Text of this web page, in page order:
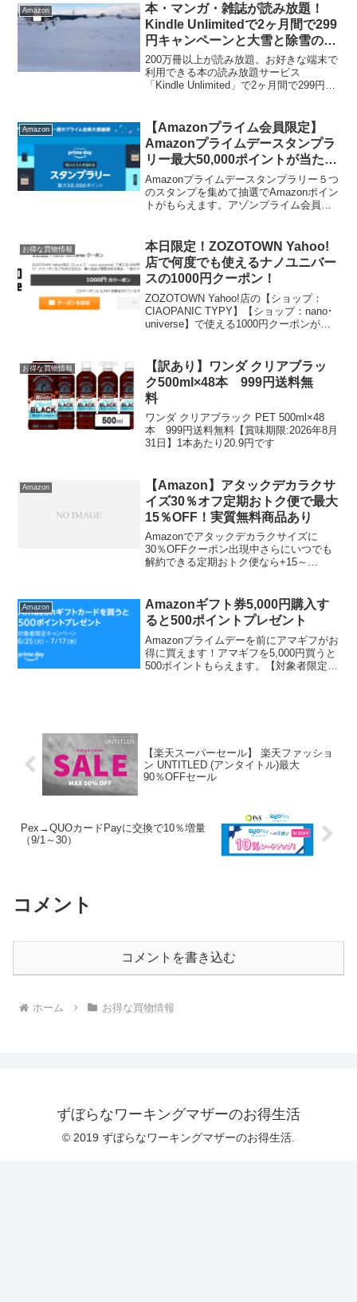
Amazon
本・マンガ・雑誌が読み放題！
Kindle Unlimitedで2ヶ月間で299
円キャンペーンと大雪と除雪の毎
日です
200万冊以上が読み放題。お好きな端末で
利用できる本の読み放題サービス
「Kindle Unlimited」で2ヶ月間で299円キ
し込みで、Kindle Unlimi...
Amazon
【Amazonプライム会員限定】
Amazonプライムデースタンプラ
リー最大50,000ポイントが当た
る！亀梨和也主演「事故物件 怖
い間取り」100円で視聴できる
Amazonプライムデースタンプラリー５つ
のスタンプを集めて抽選でAmazonポイン
トがもらえます。アゾンプライム会員限
加できます。※ポイントアップキャンペ
ーン...
お得な買物情報
本日限定！ZOZOTOWN Yahoo!
店で何度でも使えるナノユニバー
スの1000円クーポン！
ZOZOTOWN Yahoo!店の【ショップ：
CIAOPANIC TYPY】【ショップ：nano･
universe】で使える1000円クーポンが何
プ：na...
お得な買物情報
【訳あり】ワンダ クリアブラッ
ク500ml×48本 999円送料無
料
ワンダ クリアブラック PET 500ml×48
本 999円送料無料【賞味期限:2026年8月
31日】1本あたり20.9円です
Amazon
【Amazon】アタックデカラクサ
イズ30％オフ定期おトク便で最大
15％OFF！実質無料商品あり
Amazonでアタックデカラクサイズに
30％OFFクーポン出現中さらにいつでも
解約できる定期おトク便なら+15～
ミナ消臭 詰替え用 2800g 大容量2....
Amazon
Amazonギフト券5,000円購入す
ると500ポイントプレゼント
Amazonプライムデーを前にアマギフがお
得に買えます！アマギフを5,000円買うと
500ポイントもらえます。【対象者限定】
【楽天スーパーセール】 楽天ファッショ
ン UNTITLED (アンタイトル)最大
90％OFFセール
Pex→QUOカードPayに交換で10％増量
（9/1～30）
コメント
コメントを書き込む
ホーム お得な買物情報
ずぼらなワーキングマザーのお得生活
© 2019 ずぼらなワーキングマザーのお得生活.